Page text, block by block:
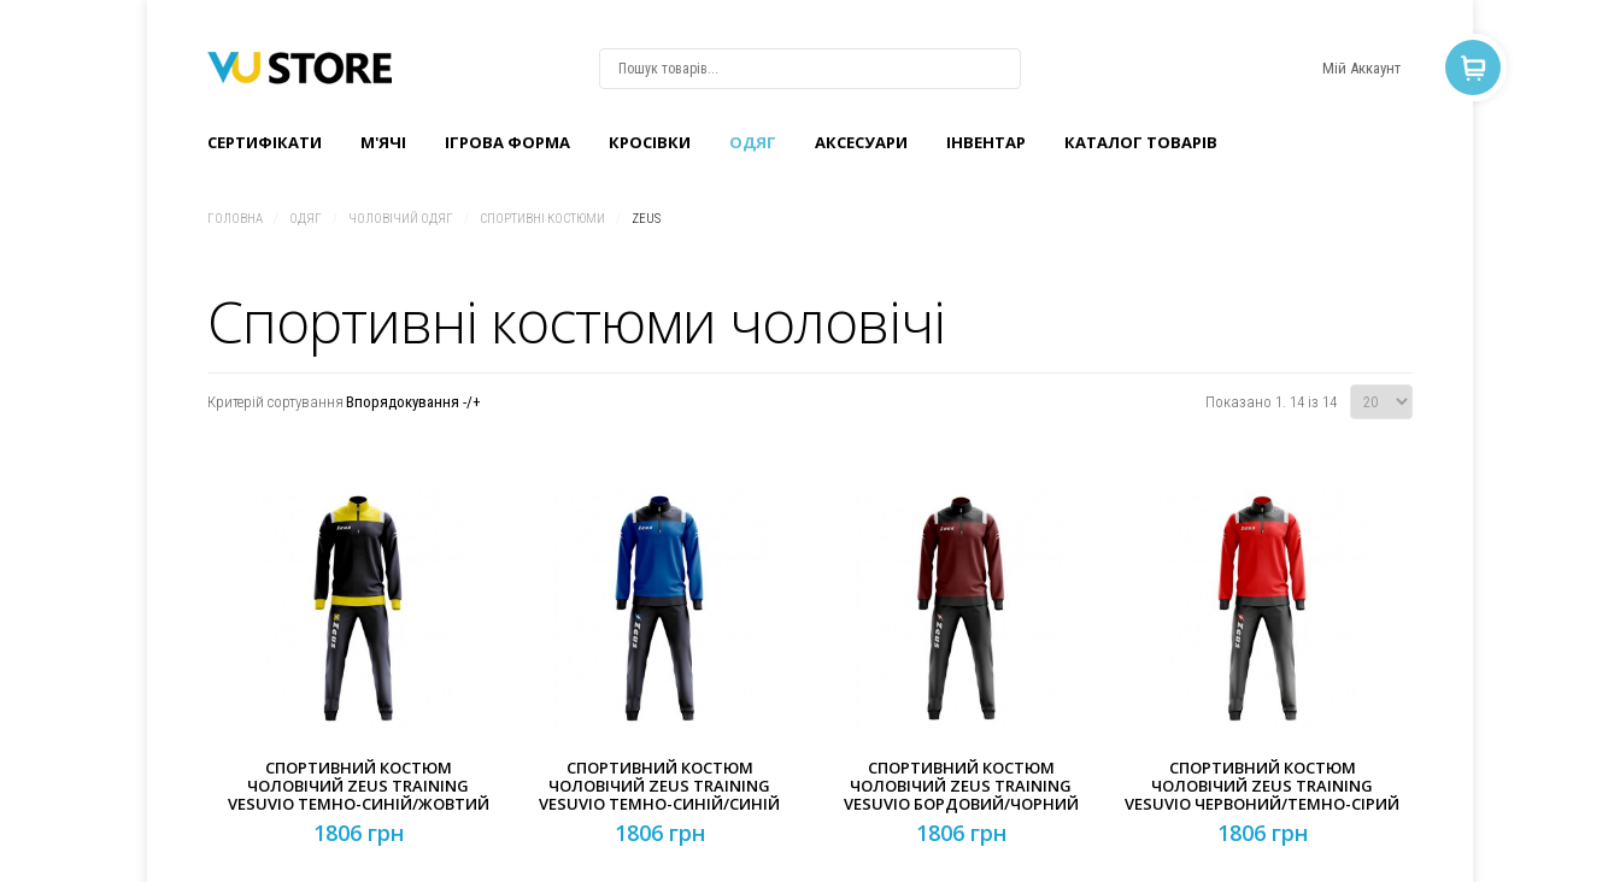
Мій Аккаунт
СЕРТИФІКАТИ M'ЯЧІ ІГРОВА ФОРМА КРОCІВКИ ОДЯГ АКСЕСУАРИ ІНВЕНТАР КАТАЛОГ ТОВАРІВ
ГОЛОВНА ОДЯГ ЧОЛОВІЧИЙ ОДЯГ СПОРТИВНІ КОСТЮМИ ZEUS
Спортивні костюми чоловічі
Критерій сортування Впорядокування -/+ Показано 1. 14 із 14
СПОРТИВНИЙ КОСТЮМ
ЧОЛОВІЧИЙ ZEUS TRAINING
VESUVIO ТЕМНО-СИНІЙ/ЖОВТИЙ
1806 грн
СПОРТИВНИЙ КОСТЮМ
ЧОЛОВІЧИЙ ZEUS TRAINING
VESUVIO ТЕМНО-СИНІЙ/СИНІЙ
1806 грн
СПОРТИВНИЙ КОСТЮМ
ЧОЛОВІЧИЙ ZEUS TRAINING
VESUVIO БОРДОВИЙ/ЧОРНИЙ
1806 грн
СПОРТИВНИЙ КОСТЮМ
ЧОЛОВІЧИЙ ZEUS TRAINING
VESUVIO ЧЕРВОНИЙ/ТЕМНО-СІРИЙ
1806 грн
Пароль
Забули свій пароль?